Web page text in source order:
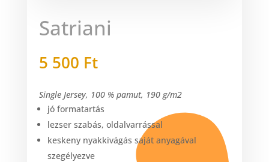
Satriani
5 500 Ft
Single Jersey, 100 % pamut, 190 g/m2
jó formatartás
lezser szabás, oldalvarrással
keskeny nyakkivágás saját anyagával
szegélyezve